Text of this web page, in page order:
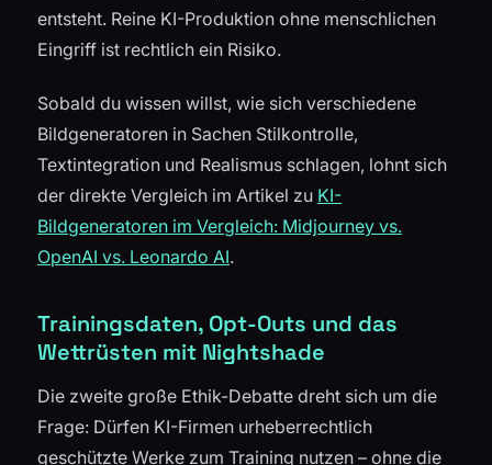
entsteht. Reine KI-Produktion ohne menschlichen
Eingriff ist rechtlich ein Risiko.
Sobald du wissen willst, wie sich verschiedene
Bildgeneratoren in Sachen Stilkontrolle,
Textintegration und Realismus schlagen, lohnt sich
der direkte Vergleich im Artikel zu KI-
Bildgeneratoren im Vergleich: Midjourney vs.
OpenAI vs. Leonardo AI.
Trainingsdaten, Opt-Outs und das
Wettrüsten mit Nightshade
Die zweite große Ethik-Debatte dreht sich um die
Frage: Dürfen KI-Firmen urheberrechtlich
geschützte Werke zum Training nutzen – ohne die